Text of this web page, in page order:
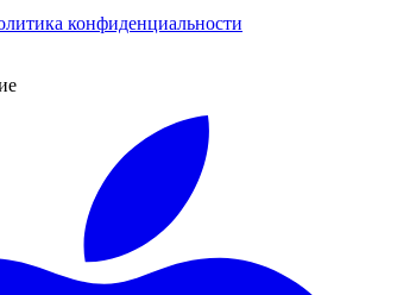
конфиденциальности